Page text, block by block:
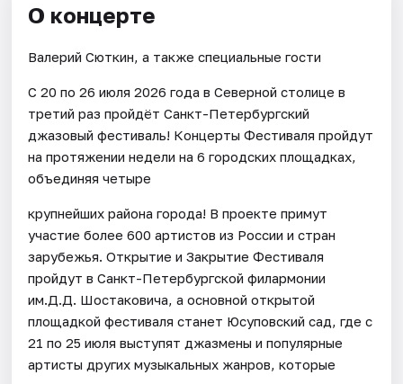
О концерте
Валерий Сюткин, а также специальные гости
С 20 по 26 июля 2026 года в Северной столице в
третий раз пройдёт Санкт-Петербургский
джазовый фестиваль! Концерты Фестиваля пройдут
на протяжении недели на 6 городских площадках,
объединяя четыре
крупнейших района города! В проекте примут
участие более 600 артистов из России и стран
зарубежья. Открытие и Закрытие Фестиваля
пройдут в Санкт-Петербургской филармонии
им.Д.Д. Шостаковича, а основной открытой
площадкой фестиваля станет Юсуповский сад, где с
21 по 25 июля выступят джазмены и популярные
артисты других музыкальных жанров, которые